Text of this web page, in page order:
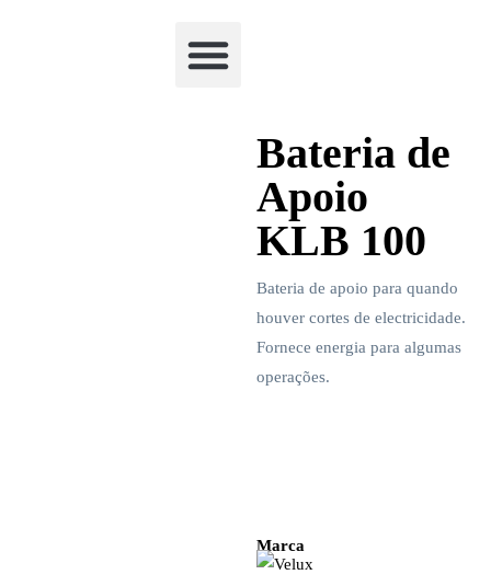
Bateria de
Apoio
KLB 100
Bateria de apoio para quando
houver cortes de electricidade.
Fornece energia para algumas
operações.
Marca